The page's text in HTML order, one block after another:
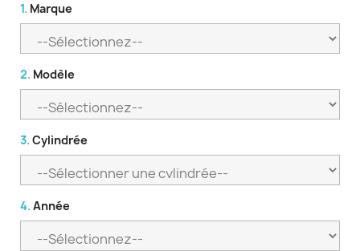
1. Marque
2. Modèle
3. Cylindrée
4. Année